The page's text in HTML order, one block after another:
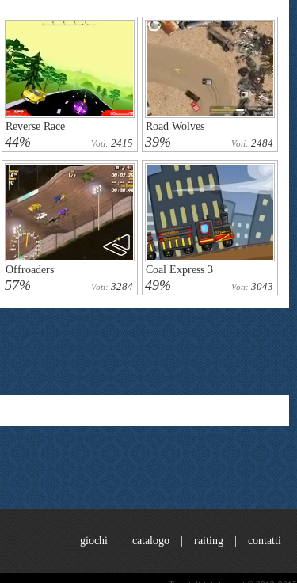
Reverse Race
44% Voti: 2415
Road Wolves
39% Voti: 2484
Offroaders
57% Voti: 3284
Coal Express 3
49% Voti: 3043
giochi catalogo raiting contatti